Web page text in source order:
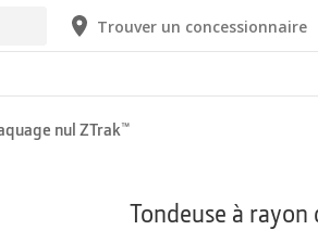
Trouver un concessionnaire
nul ZTrak™
Tondeuse à